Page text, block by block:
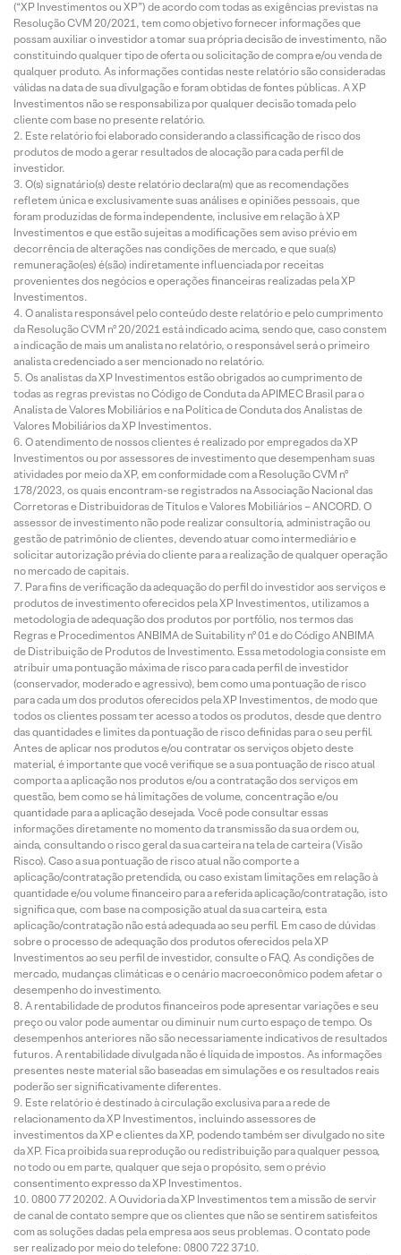
(“XP Investimentos ou XP”) de acordo com todas as exigências previstas na
Resolução CVM 20/2021, tem como objetivo fornecer informações que
possam auxiliar o investidor a tomar sua própria decisão de investimento, não
constituindo qualquer tipo de oferta ou solicitação de compra e/ou venda de
qualquer produto. As informações contidas neste relatório são consideradas
válidas na data de sua divulgação e foram obtidas de fontes públicas. A XP
Investimentos não se responsabiliza por qualquer decisão tomada pelo
cliente com base no presente relatório.
Este relatório foi elaborado considerando a classificação de risco dos
produtos de modo a gerar resultados de alocação para cada perfil de
investidor.
O(s) signatário(s) deste relatório declara(m) que as recomendações
refletem única e exclusivamente suas análises e opiniões pessoais, que
foram produzidas de forma independente, inclusive em relação à XP
Investimentos e que estão sujeitas a modificações sem aviso prévio em
decorrência de alterações nas condições de mercado, e que sua(s)
remuneração(es) é(são) indiretamente influenciada por receitas
provenientes dos negócios e operações financeiras realizadas pela XP
Investimentos.
O analista responsável pelo conteúdo deste relatório e pelo cumprimento
da Resolução CVM nº 20/2021 está indicado acima, sendo que, caso constem
a indicação de mais um analista no relatório, o responsável será o primeiro
analista credenciado a ser mencionado no relatório.
Os analistas da XP Investimentos estão obrigados ao cumprimento de
todas as regras previstas no Código de Conduta da APIMEC Brasil para o
Analista de Valores Mobiliários e na Política de Conduta dos Analistas de
Valores Mobiliários da XP Investimentos.
O atendimento de nossos clientes é realizado por empregados da XP
Investimentos ou por assessores de investimento que desempenham suas
atividades por meio da XP, em conformidade com a Resolução CVM nº
178/2023, os quais encontram-se registrados na Associação Nacional das
Corretoras e Distribuidoras de Títulos e Valores Mobiliários – ANCORD. O
assessor de investimento não pode realizar consultoria, administração ou
gestão de patrimônio de clientes, devendo atuar como intermediário e
solicitar autorização prévia do cliente para a realização de qualquer operação
no mercado de capitais.
Para fins de verificação da adequação do perfil do investidor aos serviços e
produtos de investimento oferecidos pela XP Investimentos, utilizamos a
metodologia de adequação dos produtos por portfólio, nos termos das
Regras e Procedimentos ANBIMA de Suitability nº 01 e do Código ANBIMA
de Distribuição de Produtos de Investimento. Essa metodologia consiste em
atribuir uma pontuação máxima de risco para cada perfil de investidor
(conservador, moderado e agressivo), bem como uma pontuação de risco
para cada um dos produtos oferecidos pela XP Investimentos, de modo que
todos os clientes possam ter acesso a todos os produtos, desde que dentro
das quantidades e limites da pontuação de risco definidas para o seu perfil.
Antes de aplicar nos produtos e/ou contratar os serviços objeto deste
material, é importante que você verifique se a sua pontuação de risco atual
comporta a aplicação nos produtos e/ou a contratação dos serviços em
questão, bem como se há limitações de volume, concentração e/ou
quantidade para a aplicação desejada. Você pode consultar essas
informações diretamente no momento da transmissão da sua ordem ou,
ainda, consultando o risco geral da sua carteira na tela de carteira (Visão
Risco). Caso a sua pontuação de risco atual não comporte a
aplicação/contratação pretendida, ou caso existam limitações em relação à
quantidade e/ou volume financeiro para a referida aplicação/contratação, isto
significa que, com base na composição atual da sua carteira, esta
aplicação/contratação não está adequada ao seu perfil. Em caso de dúvidas
sobre o processo de adequação dos produtos oferecidos pela XP
Investimentos ao seu perfil de investidor, consulte o FAQ. As condições de
mercado, mudanças climáticas e o cenário macroeconômico podem afetar o
desempenho do investimento.
A rentabilidade de produtos financeiros pode apresentar variações e seu
preço ou valor pode aumentar ou diminuir num curto espaço de tempo. Os
desempenhos anteriores não são necessariamente indicativos de resultados
futuros. A rentabilidade divulgada não é líquida de impostos. As informações
presentes neste material são baseadas em simulações e os resultados reais
poderão ser significativamente diferentes.
Este relatório é destinado à circulação exclusiva para a rede de
relacionamento da XP Investimentos, incluindo assessores de
investimentos da XP e clientes da XP, podendo também ser divulgado no site
da XP. Fica proibida sua reprodução ou redistribuição para qualquer pessoa,
no todo ou em parte, qualquer que seja o propósito, sem o prévio
consentimento expresso da XP Investimentos.
0800 77 20202. A Ouvidoria da XP Investimentos tem a missão de servir
de canal de contato sempre que os clientes que não se sentirem satisfeitos
com as soluções dadas pela empresa aos seus problemas. O contato pode
ser realizado por meio do telefone: 0800 722 3710.